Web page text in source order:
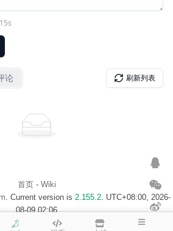
首页- Wiki
. Current version is 2.155.2. UTC+08:00, 2026-
08-09 02:06
14020137号-1 $访客地图$